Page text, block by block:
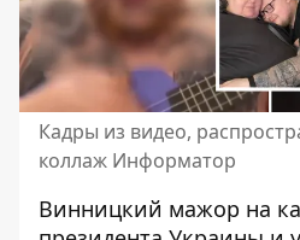
Кадры из видео,
коллаж Информатор
Винницкий мажор на